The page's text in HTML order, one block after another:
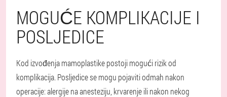
MOGUĆE KOMPLIKACIJE I
POSLJEDICE
Kod izvođenja mamoplastike postoji mogući rizik od
komplikacija. Posljedice se mogu pojaviti odmah nakon
operacije: alergije na anesteziju, krvarenje ili nakon nekog